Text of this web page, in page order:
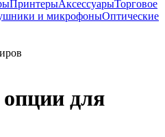
ПринтерыАксессуарыТорговое
и микрофоныОптические
для